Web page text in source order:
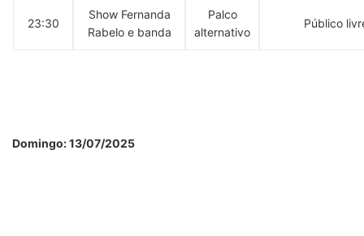
23:30
Show Fernanda
Rabelo e banda
Palco
alternativo
Público
Domingo: 13/07/2025